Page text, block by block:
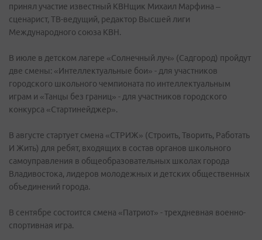
принял участие известный КВНщик Михаил Марфина –
сценарист, ТВ-ведущий, редактор Высшей лиги
Международного союза КВН.
В июле в детском лагере «Солнечный луч» (Садгород) пройдут
две смены: «Интеллектуальные бои» - для участников
городского школьного чемпионата по интеллектуальным
играм и «Танцы без границ» - для участников городского
конкурса «Стартинейджер».
В августе стартует смена «СТРИЖ» (Строить, Творить, Работать
И Жить) для ребят, входящих в состав органов школьного
самоуправления в общеобразовательных школах города
Владивостока, лидеров молодежных и детских общественных
объединений города.
В сентябре состоится смена «Патриот» - трехдневная военно-
спортивная игра.